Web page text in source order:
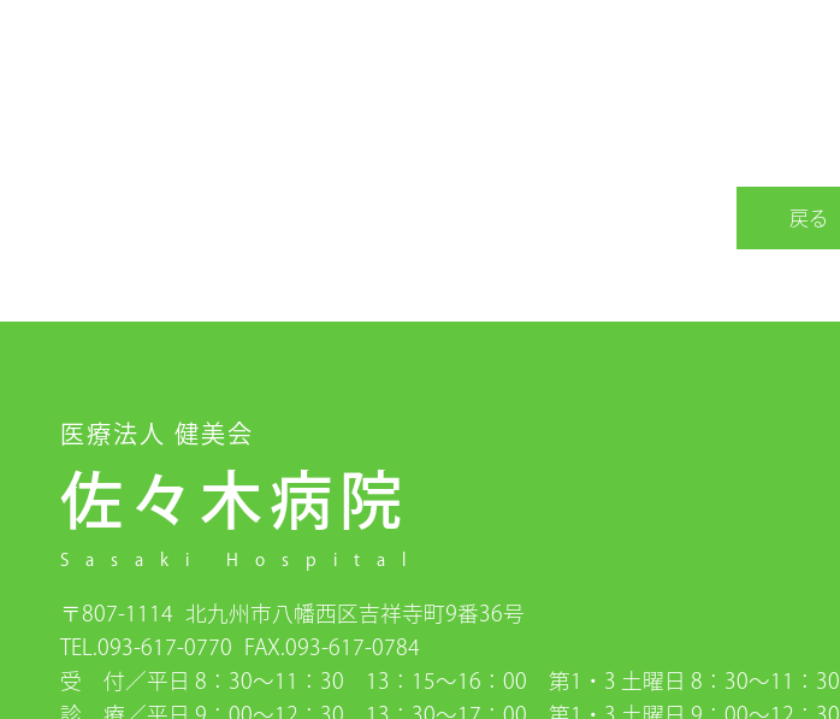
戻る
医療法人 健美会
佐々木病院
Sasaki Hospital
〒807-1114
北九州市八幡西区吉祥寺町9番36号
TEL.093-617-0770
FAX.093-617-0784
受 付／平日 8：30〜11：30 13：15〜16：00 第1・3 土曜日 8：30〜11：30
診 療／平日 9：00〜12：30 13：30〜17：00 第1・3 土曜日 9：00〜12：30